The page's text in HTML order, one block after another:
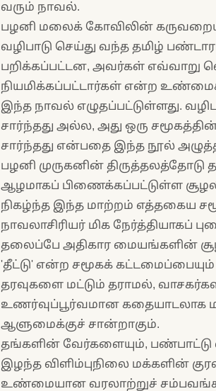
வரும் நாவல்.
பழனி மலைக் கோவிலின்
வழிபாடு செய்து வந்த தமிழ்
பறிக்கப்பட்டன, அவர்கள் எவ்வாறு
நியமிக்கப்பட்டார்கள் என்ற
இந்த நாவல் எழுதப்பட்டுள்ளது.
சார்ந்தது அல்ல, அது ஒரு
சார்ந்தது என்பதை இந்த நூல்
பழனி முருகனின்
ஆழமாகப் பிணைக்கப்பட்டுள்ள
நிகழ்ந்த இந்த மாற்றம் எத்தகைய
நாவலாசிரியர் மிக நேர்த்தியாகப்
தலைப்பே அதிகார மையங்களின்
'தீட்டு' என்ற சமூகக் கட்டமைப்பையும்
தரவுகளை மட்டும் தராமல்,
உணர்வுப்பூர்வமான கதையாடலாக
ஆளுமைக்குச் சான்றாகும்.
தங்களின் வேர்களையும், பண்பாட்டு
இழந்த விளிம்புநிலை மக்களின்
உண்மையான வரலாற்றுச்